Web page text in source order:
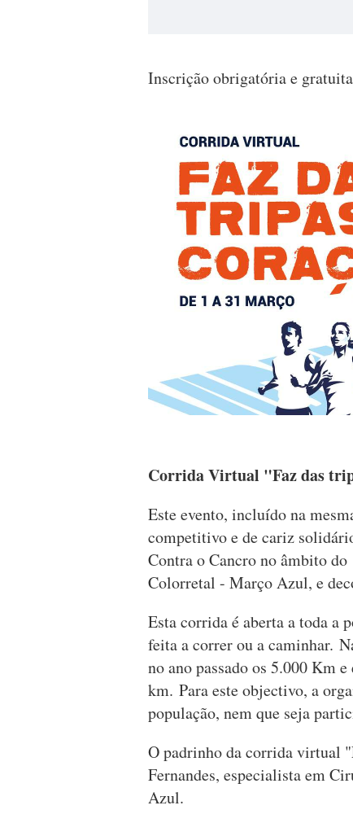
Inscrição obrigatória e gratuita
Corrida Virtual "Faz das
Este evento, incluído na
competitivo e de cariz
Contra o Cancro no âmbito
Colorretal - Março Azul, e
Esta corrida é aberta a toda a
feita a correr ou a caminhar.
no ano passado os 5.000 Km
km. Para este objectivo, a
população, nem que seja
O padrinho da corrida virtual
Fernandes, especialista em
Azul.